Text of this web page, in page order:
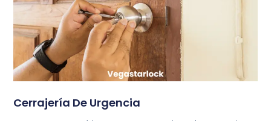
Cerrajería De Urgencia